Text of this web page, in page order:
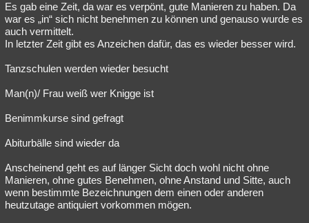
weitere Rubriken
Philosophie
Astronomie Helpdesk Gruppen
Musik Clash Verbesserungen
Es gab eine Zeit, da war es verpönt, gute Manieren zu haben. Da
war es „in“ sich nicht benehmen zu können und genauso wurde es
auch vermittelt.
In letzter Zeit gibt es Anzeichen dafür, das es wieder besser wird.
Tanzschulen werden wieder besucht
Man(n)/ Frau weiß wer Knigge ist
Benimmkurse sind gefragt
Abiturbälle sind wieder da
Anscheinend geht es auf länger Sicht doch wohl nicht ohne
Manieren, ohne gutes Benehmen, ohne Anstand und Sitte, auch
wenn bestimmte Bezeichnungen dem einen oder anderen
heutzutage antiquiert vorkommen mögen.